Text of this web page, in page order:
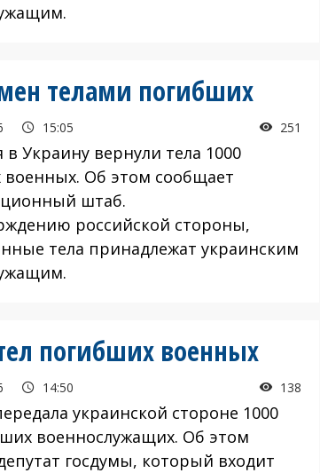
телами погибших
15:05 251
в Украину вернули тела 1000
военных. Об этом сообщает
штаб.
российской стороны,
тела принадлежат украинским
погибших военных
14:50 138
украинской стороне 1000
военнослужащих. Об этом
госдумы, который входит